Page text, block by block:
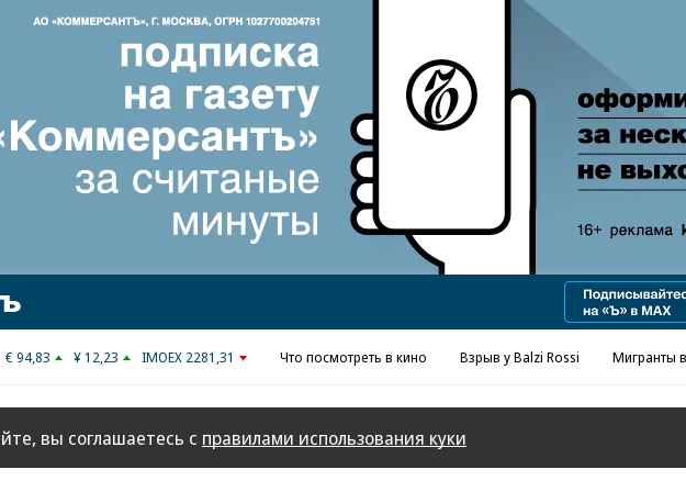
Реклама в «Ъ» www.kommersant.ru/ad
€ 94,83 ¥ 12,23 IMOEX 2281,31 Что посмотреть в кино Взрыв у Balzi Rossi Мигранты
вы соглашаетесь с правилами использования куки